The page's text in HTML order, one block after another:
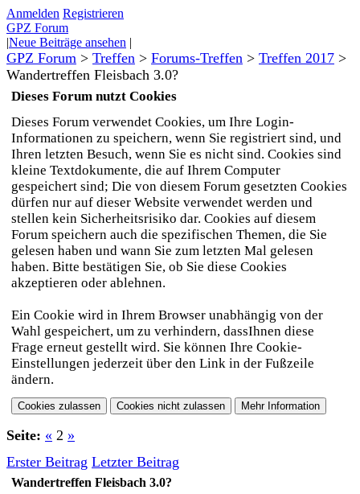
Anmelden Registrieren
GPZ Forum
|Neue Beiträge ansehen |
GPZ Forum > Treffen > Forums-Treffen > Treffen 2017 >
Wandertreffen Fleisbach 3.0?
Dieses Forum nutzt Cookies
Dieses Forum verwendet Cookies, um Ihre Login-
Informationen zu speichern, wenn Sie registriert sind, und
Ihren letzten Besuch, wenn Sie es nicht sind. Cookies sind
kleine Textdokumente, die auf Ihrem Computer
gespeichert sind; Die von diesem Forum gesetzten Cookies
dürfen nur auf dieser Website verwendet werden und
stellen kein Sicherheitsrisiko dar. Cookies auf diesem
Forum speichern auch die spezifischen Themen, die Sie
gelesen haben und wann Sie zum letzten Mal gelesen
haben. Bitte bestätigen Sie, ob Sie diese Cookies
akzeptieren oder ablehnen.
Ein Cookie wird in Ihrem Browser unabhängig von der
Wahl gespeichert, um zu verhindern, dassIhnen diese
Frage erneut gestellt wird. Sie können Ihre Cookie-
Einstellungen jederzeit über den Link in der Fußzeile
ändern.
Seite: « 2 »
Erster Beitrag Letzter Beitrag
Wandertreffen Fleisbach 3.0?